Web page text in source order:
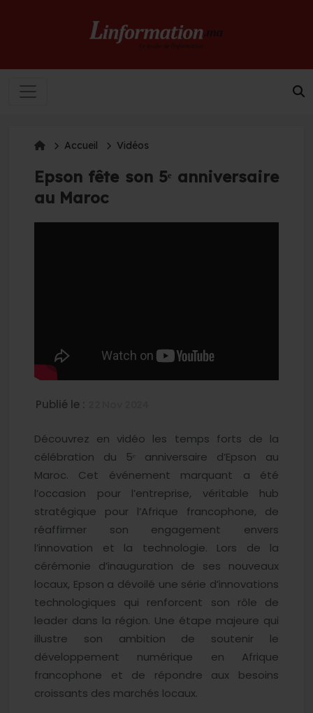
Accueil Vidéos
Epson fête son 5ᵉ anniversaire
au Maroc
Publié le :
Découvrez en vidéo les temps forts de la
célébration du 5ᵉ anniversaire d’Epson au
Maroc. Cet événement marquant a été
l’occasion pour l’entreprise, véritable hub
stratégique pour l’Afrique francophone, de
réaffirmer son engagement envers
l’innovation et la technologie. Lors de la
cérémonie d’inauguration de ses nouveaux
locaux, Epson a dévoilé une série d’innovations
technologiques qui renforcent son rôle de
leader dans la région. Une étape majeure qui
illustre son ambition de soutenir le
développement numérique en Afrique
francophone et de répondre aux besoins
croissants des marchés locaux.